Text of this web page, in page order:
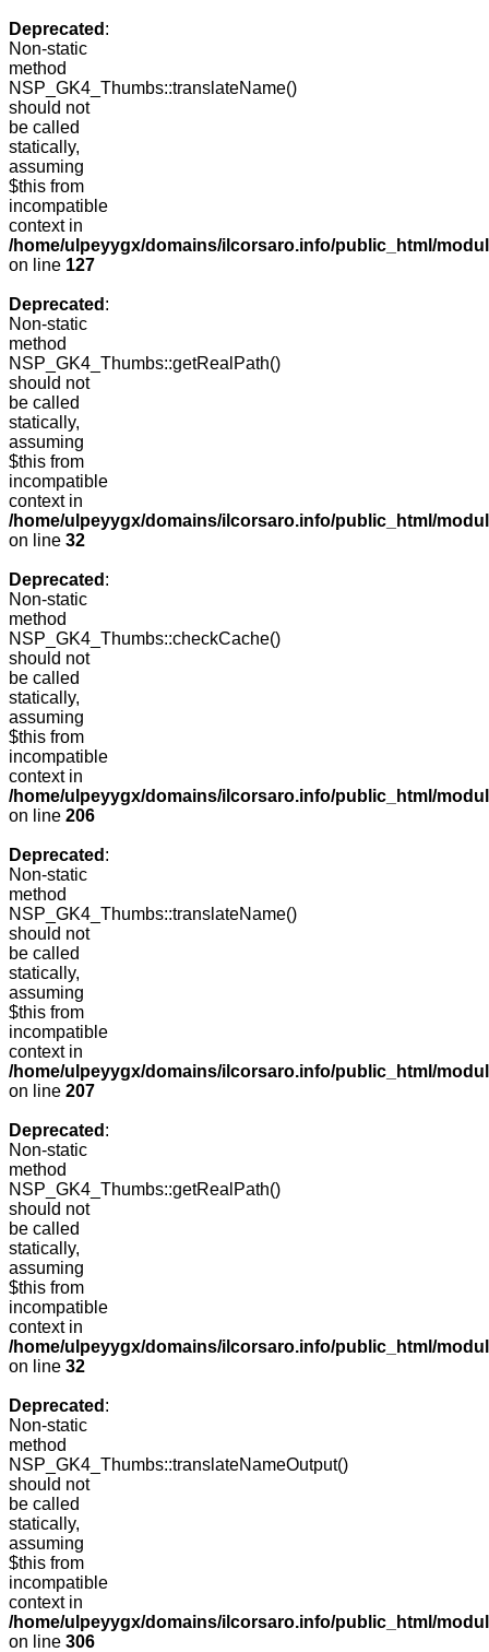
Deprecated :
Non-static
method
NSP_GK4_Thumbs::translateName()
should not
be called
statically,
assuming
$this from
incompatible
context in
/home/ulpeyygx/domains/ilcorsaro.info/public_html/
on line 127
Deprecated :
Non-static
method
NSP_GK4_Thumbs::getRealPath()
should not
be called
statically,
assuming
$this from
incompatible
context in
/home/ulpeyygx/domains/ilcorsaro.info/public_html/
on line 32
Deprecated :
Non-static
method
NSP_GK4_Thumbs::checkCache()
should not
be called
statically,
assuming
$this from
incompatible
context in
/home/ulpeyygx/domains/ilcorsaro.info/public_html/
on line 206
Deprecated :
Non-static
method
NSP_GK4_Thumbs::translateName()
should not
be called
statically,
assuming
$this from
incompatible
context in
/home/ulpeyygx/domains/ilcorsaro.info/public_html/
on line 207
Deprecated :
Non-static
method
NSP_GK4_Thumbs::getRealPath()
should not
be called
statically,
assuming
$this from
incompatible
context in
/home/ulpeyygx/domains/ilcorsaro.info/public_html/
on line 32
Deprecated :
Non-static
method
NSP_GK4_Thumbs::translateNameOutput()
should not
be called
statically,
assuming
$this from
incompatible
context in
/home/ulpeyygx/domains/ilcorsaro.info/public_html/
on line 306